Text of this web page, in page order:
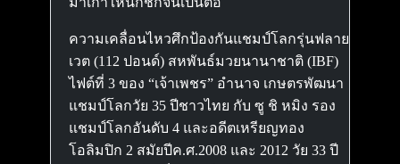
ความเคลื่อนไหวศึกป้องกันแชมป์โลกรุ่นฟลาย
เวต (112 ปอนด์) สหพันธ์มวยนานาชาติ (IBF)
ไฟต์ที่ 3 ของ “เจ้าเพชร” อำนาจ เกษตรพัฒนา
แชมป์โลกวัย 35 ปีชาวไทย กับ ซู ชิ หมิง รอง
แชมป์โลกอันดับ 4 และอดีตเหรียญทอง
โอลิมปิก 2 สมัยปีค.ศ.2008 และ 2012 วัย 33 ปี